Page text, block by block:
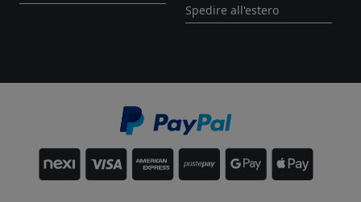
Spedire all'estero